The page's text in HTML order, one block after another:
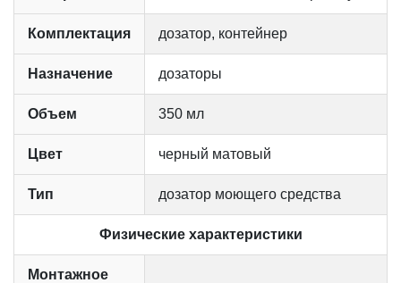
Комплектация дозатор, контейнер
Назначение дозаторы
Объем 350 мл
Цвет черный матовый
Тип дозатор моющего средства
Физические характеристики
Монтажное